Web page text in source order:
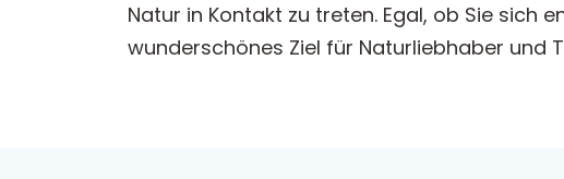
Natur in Kontakt zu treten. Egal, ob Sie sich
wunderschönes Ziel für Naturliebhaber und